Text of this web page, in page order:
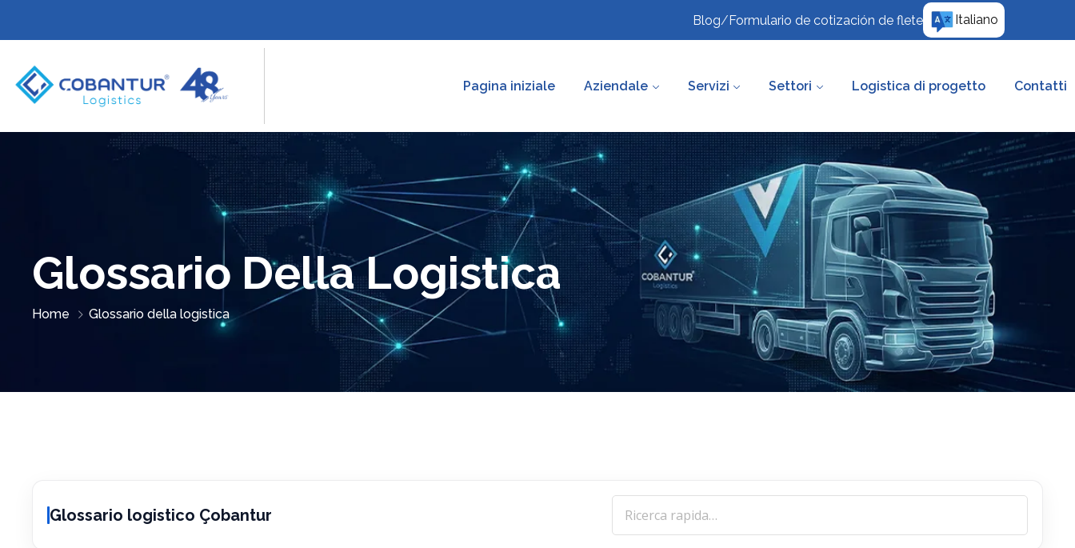
Blog/Formulario de cotización de flete Italiano
Pagina iniziale Aziendale Servizi Settori Logistica di progetto Contatti
Glossario Della Logistica
Home Glossario della logistica
Glossario logistico Çobantur